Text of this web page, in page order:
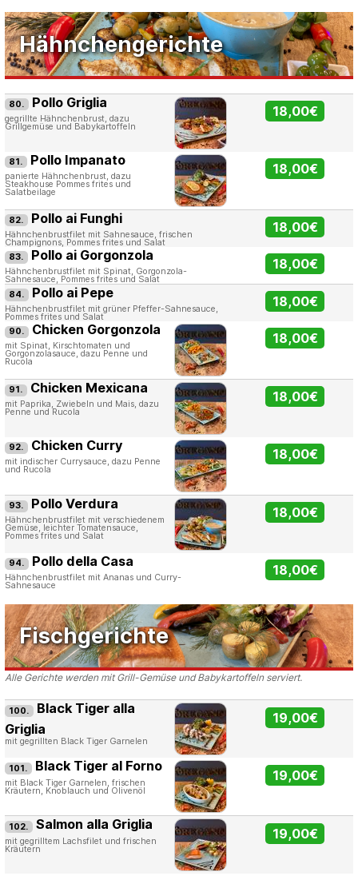
Hähnchengerichte
80. Pollo Griglia
gegrillte Hähnchenbrust, dazu
Grillgemüse und Babykartoffeln
18,00€
81. Pollo Impanato
panierte Hähnchenbrust, dazu
Steakhouse Pommes frites und
Salatbeilage
18,00€
82. Pollo ai Funghi
Hähnchenbrustfilet mit Sahnesauce, frischen
Champignons, Pommes frites und Salat
18,00€
83. Pollo ai Gorgonzola
Hähnchenbrustfilet mit Spinat, Gorgonzola-
Sahnesauce, Pommes frites und Salat
18,00€
84. Pollo ai Pepe
Hähnchenbrustfilet mit grüner Pfeffer-Sahnesauce,
Pommes frites und Salat
18,00€
90. Chicken Gorgonzola
mit Spinat, Kirschtomaten und
Gorgonzolasauce, dazu Penne und
Rucola
18,00€
91. Chicken Mexicana
mit Paprika, Zwiebeln und Mais, dazu
Penne und Rucola
18,00€
92. Chicken Curry
mit indischer Currysauce, dazu Penne
und Rucola
18,00€
93. Pollo Verdura
Hähnchenbrustfilet mit verschiedenem
Gemüse, leichter Tomatensauce,
Pommes frites und Salat
18,00€
94. Pollo della Casa
Hähnchenbrustfilet mit Ananas und Curry-
Sahnesauce
18,00€
Fischgerichte
Alle Gerichte werden mit Grill-Gemüse und Babykartoffeln serviert.
100. Black Tiger alla
Griglia
mit gegrillten Black Tiger Garnelen
19,00€
101. Black Tiger al Forno
mit Black Tiger Garnelen, frischen
Kräutern, Knoblauch und Olivenöl
19,00€
102. Salmon alla Griglia
mit gegrilltem Lachsfilet und frischen
Kräutern
19,00€